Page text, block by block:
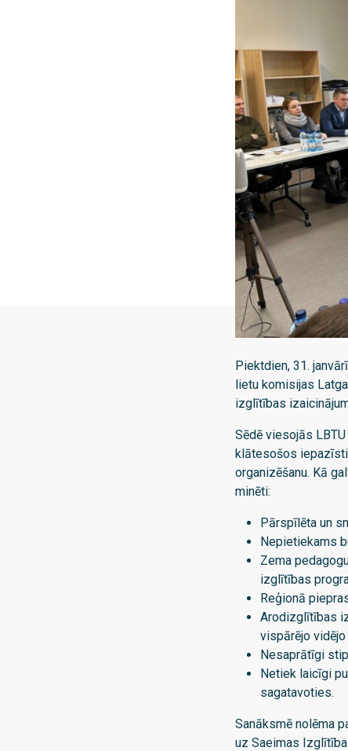
Piektdien, 31.
lietu komisijas
izglītības
Sēdē viesojās
klātesošos
organizēšanu. Kā
minēti:
Pārspīlēta un
Nepietiekams
Zema
izglītības
Reģionā
Arodizglītības
vispārējo
Nesaprātīgi
Netiek laicīgi
sagatavoties.
Sanāksmē nolēma
uz Saeimas